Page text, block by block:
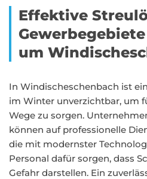
Effektive
um
In Windischeschenbach ist
im Winter unverzichtbar, um
Wege zu sorgen.
können auf professionelle
die mit modernster
Personal dafür sorgen, dass
Gefahr darstellen. Ein